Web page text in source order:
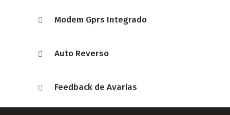
Modem Gprs Integrado
Auto Reverso
Feedback de Avarias